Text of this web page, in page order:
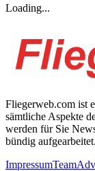
Loading...
Fliegerweb.com ist
sämtliche Aspekte
werden für Sie
bündig aufgearbeitet.
ImpressumTeam